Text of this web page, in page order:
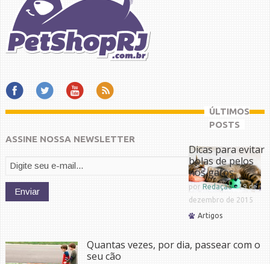
ASSINE NOSSA NEWSLETTER
ÚLTIMOS
POSTS
Dicas para evitar
bolas de pelos
nos gatos
por Redação-19 de
dezembro de 2015
Artigos
Quantas vezes, por dia, passear com o
seu cão